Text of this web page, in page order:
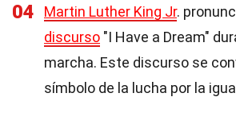
04 Martin Luther King Jr.
discurso "I Have a Dream"
marcha. Este discurso se
símbolo de la lucha por la